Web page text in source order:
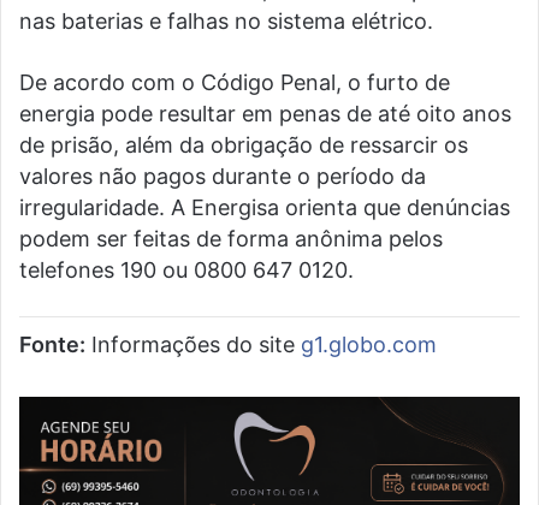
nas baterias e falhas no sistema elétrico.
De acordo com o Código Penal, o furto de
energia pode resultar em penas de até oito anos
de prisão, além da obrigação de ressarcir os
valores não pagos durante o período da
irregularidade. A Energisa orienta que denúncias
podem ser feitas de forma anônima pelos
telefones 190 ou 0800 647 0120.
Fonte: Informações do site g1.globo.com